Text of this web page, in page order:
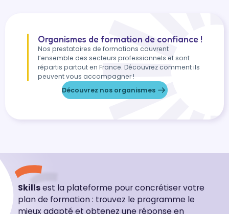
Organismes de formation de confiance !
Nos prestataires de formations couvrent
l’ensemble des secteurs professionnels et sont
répartis partout en France. Découvrez comment ils
peuvent vous accompagner !
Découvrez nos organismes
Skillsest la plateforme pour concrétiser votre
plan de formation : trouvez le programme le
mieux adapté et obtenez une réponse en